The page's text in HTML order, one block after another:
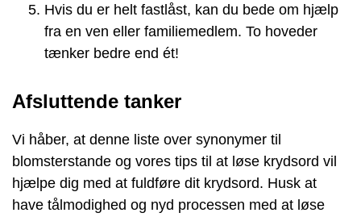
Hvis du er helt fastlåst, kan du bede om hjælp
fra en ven eller familiemedlem. To hoveder
tænker bedre end ét!
Afsluttende tanker
Vi håber, at denne liste over synonymer til
blomsterstande og vores tips til at løse krydsord vil
hjælpe dig med at fuldføre dit krydsord. Husk at
have tålmodighed og nyd processen med at løse